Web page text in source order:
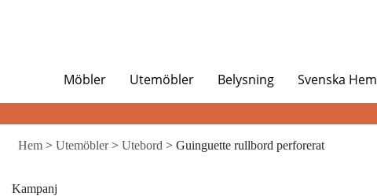
Möbler Utemöbler Belysning Svenska Hem
Hem > Utemöbler> Utebord > Guinguette rullbord perforerat
Kampanj